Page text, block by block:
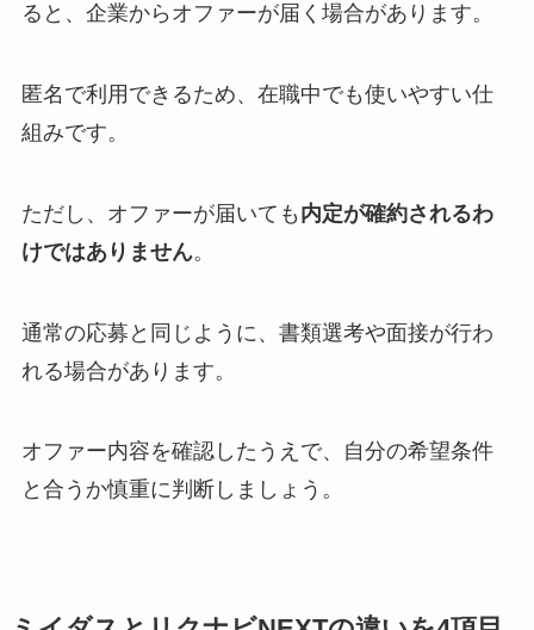
ると、企業からオファーが届く場合があります。
匿名で利用できるため、在職中でも使いやすい仕
組みです。
ただし、オファーが届いても 内定が確約されるわ
けではありません。
通常の応募と同じように、書類選考や面接が行わ
れる場合があります。
オファー内容を確認したうえで、自分の希望条件
と合うか慎重に判断しましょう。